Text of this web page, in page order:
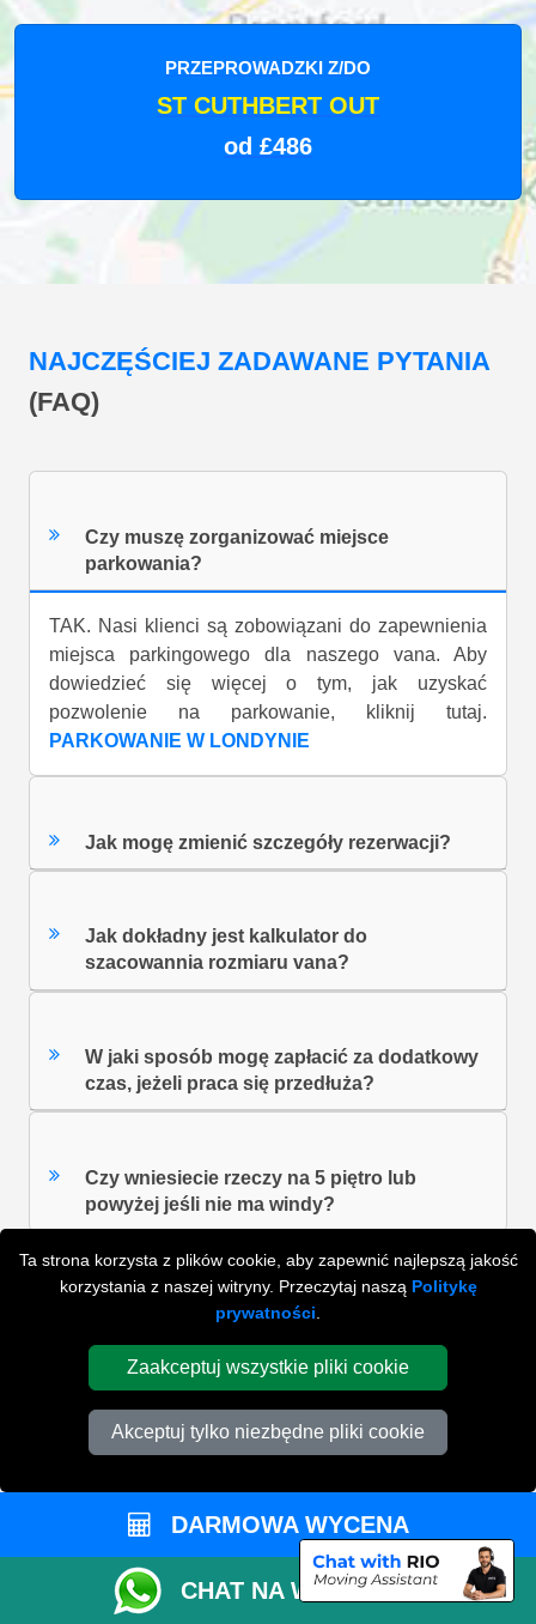
Ta strona korzysta z plików cookie, aby zapewnić najlepszą jakość
korzystania z naszej witryny. Przeczytaj naszą Politykę
prywatności
Zaakceptuj wszystkie pliki cookie
Akceptuj tylko niezbędne pliki cookie
PRZEPROWADZKI Z/DO
ST CUTHBERT OUT
od £486
NAJCZĘŚCIEJ ZADAWANE PYTANIA
(FAQ)
Czy muszę zorganizować miejsce
parkowania?
TAK. Nasi klienci są zobowiązani do zapewnienia
miejsca parkingowego dla naszego vana. Aby
dowiedzieć się więcej o tym, jak uzyskać
pozwolenie na parkowanie, kliknij tutaj.
PARKOWANIE W LONDYNIE
Jak mogę zmienić szczegóły rezerwacji?
Jak dokładny jest kalkulator do
szacowannia rozmiaru vana?
W jaki sposób mogę zapłacić za dodatkowy
czas, jeżeli praca się przedłuża?
Czy wniesiecie rzeczy na 5 piętro lub
powyżej jeśli nie ma windy?
ZOBACZ WSZYSTKIE FAQ'S
WYSZUKAJ W NAJCZĘŚCIEJ ZADAWANYCH
PYTANIACH
ZACZNIJ WPISYWAĆ SWOJE PYTANIE I WYBIERZ Z
PONIŻSZYCH WYNIKÓWDARMOWA WYCENA
CHAT NA WHATSAPP